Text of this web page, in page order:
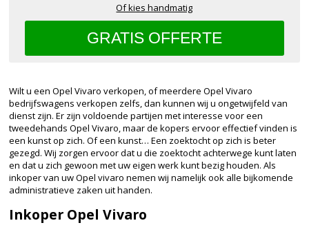
Wilt u een Opel Vivaro verkopen, of meerdere Opel Vivaro
bedrijfswagens verkopen zelfs, dan kunnen wij u ongetwijfeld van
dienst zijn. Er zijn voldoende partijen met interesse voor een
tweedehands Opel Vivaro, maar de kopers ervoor effectief vinden is
een kunst op zich. Of een kunst… Een zoektocht op zich is beter
gezegd. Wij zorgen ervoor dat u die zoektocht achterwege kunt laten
en dat u zich gewoon met uw eigen werk kunt bezig houden. Als
inkoper van uw Opel vivaro nemen wij namelijk ook alle bijkomende
administratieve zaken uit handen.
Inkoper Opel Vivaro
Of kies handmatig